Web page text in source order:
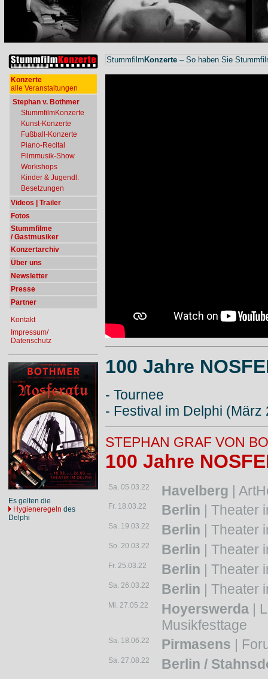
Konzerte
alle Veranstaltungen
Stephan v. Bothmer
StummfilmKonzerte
Kunst-Konzerte
Fußball-Konzerte
Piano-Recital
Filmmusik-Show
Workshops
Kinder & Jugendl.
Besetzungen
Videos | Trailer
Fotos
Stummfilme
/ Gastmusiker
Konzertarchiv
Über uns
Newsletter
Presse
Partner
Kontakt
Impressum/
Datenschutz
Es gelten die
Hygieneregeln des
Delphi
Stummfilm Konzerte – So haben Sie
100 Jahre
- Tournee
- Festival im Delphi (März
STEPHAN GRAF VON
100 Jahre
Sa. 05.03.22 Havelberg |
Fr. 18.03.22 Berlin | Theater
Sa. 19.03.22 Berlin | Theater
So. 20.03.22 Berlin | Theater
Fr. 25.03.22 Berlin | Theater
Sa. 26.03.22 Berlin | Theater
Mi. 27.05.22 Hoyerswerda |
Musikfesttage
Sa. 18.06.22 Pirmasens |
Sa. 27.08.22
Berlin /